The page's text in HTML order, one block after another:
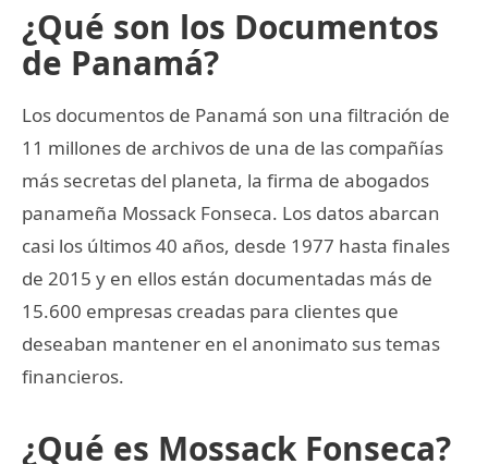
¿Qué son los Documentos
de Panamá?
Los documentos de Panamá son una filtración de
11 millones de archivos de una de las compañías
más secretas del planeta, la firma de abogados
panameña Mossack Fonseca. Los datos abarcan
casi los últimos 40 años, desde 1977 hasta finales
de 2015 y en ellos están documentadas más de
15.600 empresas creadas para clientes que
deseaban mantener en el anonimato sus temas
financieros.
¿Qué es Mossack Fonseca?